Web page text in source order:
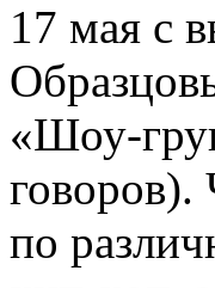
17 мая с
«Шоу-
говоров).
по